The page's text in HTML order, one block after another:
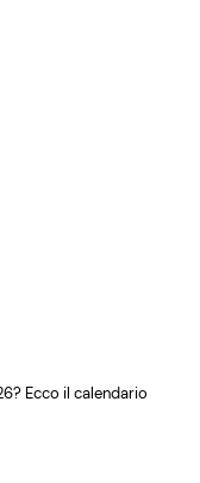
Ecco il calendario